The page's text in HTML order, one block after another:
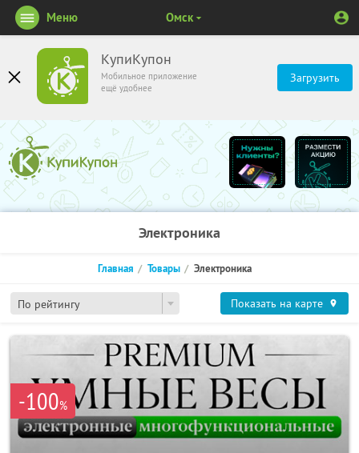
КупиКупон
Мобильное приложение
ещё удобнее
Загрузить
Меню Омск
Электроника
По рейтингу
Главная Товары Электроника
Показать на карте
-100%